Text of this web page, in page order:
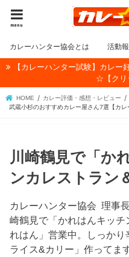
menu
カレーハンター協会とは 活動
【カレーハンター試験】カレ
☆【クリ
HOME
カレー評価・感想・レビュー
武蔵小杉のおすすめカレー屋さん7選【カレ
川崎鶴見で「か
ンカレストラン
カレーハンター協会 理事
崎鶴見で「かれはんキッ
れはん」営業中。しっか
ライス&カリー」作ってま